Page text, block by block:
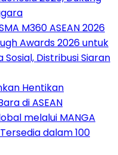
M360 ASEAN 2026
Awards 2026 untuk
Distribusi Siaran
Hentikan
di ASEAN
melalui MANGA
dalam 100